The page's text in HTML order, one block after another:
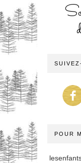
POUR